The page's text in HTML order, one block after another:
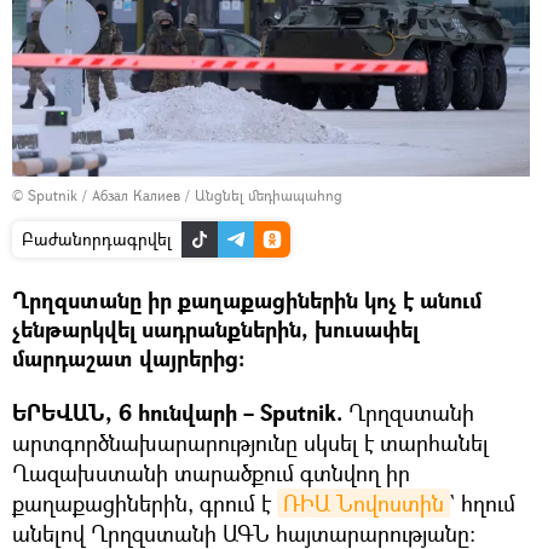
© Sputnik / Абзал Калиев / Անցնել մեդիապահոց
Բաժանորդագրվել
Ղրղզստանը իր քաղաքացիներին կոչ է անում
չենթարկվել սադրանքներին, խուսափել
մարդաշատ վայրերից։
ԵՐԵՎԱՆ, 6 հունվարի – Sputnik. Ղրղզստանի
արտգործնախարարությունը սկսել է տարհանել
Ղազախստանի տարածքում գտնվող իր
քաղաքացիներին, գրում է ՌԻԱ Նովոստին ` հղում
անելով Ղրղզստանի ԱԳՆ հայտարարությանը։